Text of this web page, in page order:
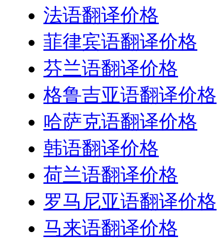
法语翻译价格
菲律宾语翻译价格
芬兰语翻译价格
格鲁吉亚语翻译价格
哈萨克语翻译价格
韩语翻译价格
荷兰语翻译价格
罗马尼亚语翻译价格
马来语翻译价格